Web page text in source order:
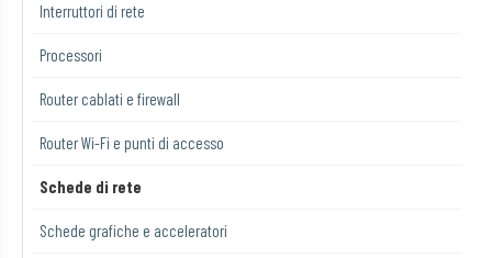
Interruttori di rete
Processori
Router cablati e firewall
Router Wi-Fi e punti di accesso
Schede di rete
Schede grafiche e acceleratori